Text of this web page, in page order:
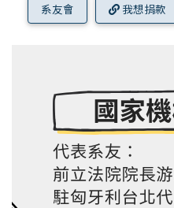
系友會 我想捐款